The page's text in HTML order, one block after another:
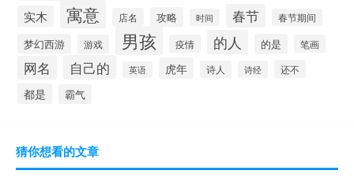
实木 寓意 店名 攻略 时间 春节 春节期间
梦幻西游 游戏 男孩 疫情 的人 的是 笔画
网名 自己的 英语 虎年 诗人 诗经 还不
都是 霸气
猜你想看的文章